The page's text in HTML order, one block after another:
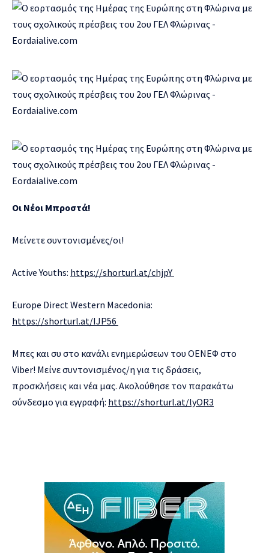
Οι Νέοι Μπροστά!
Μείνετε συντονισμένες/οι!
Active Youths: https://shorturl.at/chjpY
Europe Direct Western Macedonia:
https://shorturl.at/IJP56
Μπες και συ στο κανάλι ενημερώσεων του ΟΕΝΕΦ στο
Viber! Μείνε συντονισμένος/η για τις δράσεις,
προσκλήσεις και νέα μας. Ακολούθησε τον παρακάτω
σύνδεσμο για εγγραφή: https://shorturl.at/lyOR3